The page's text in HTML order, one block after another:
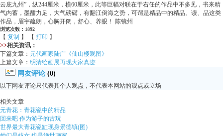
云庇九州”，纵244厘米，横60厘米，此等巨幅对联在于右任的作品中不多见，书来精
气内蓄，墨酣力足，大气磅礴，有翻江倒海之势，可谓是精品中的精品。读、品这类
作品，眉宇疏朗，心胸开阔，舒心、养眼！ 陈镜州
浏览次数：1892
【 复制 】 【 打印 】
>>相关资讯：
下篇文章： 元代画家陆广《仙山楼观图》
上篇文章： 明清绘画展再现大家真迹
网友评论 (0)
以下网友评论只代表其个人观点，不代表本网站的观点或立场
相关文章
元青花：青花瓷中的精品
回来吧 作为游子的古玩
世界最大青花瓷缸现身景德镇(图)